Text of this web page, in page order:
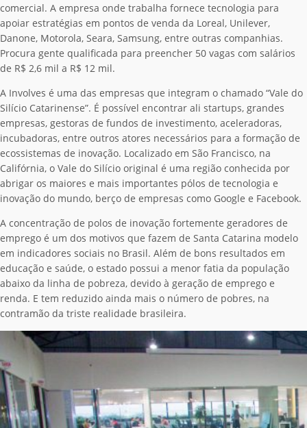
comercial. A empresa onde trabalha fornece tecnologia para
apoiar estratégias em pontos de venda da Loreal, Unilever,
Danone, Motorola, Seara, Samsung, entre outras companhias.
Procura gente qualificada para preencher 50 vagas com salários
de R$ 2,6 mil a R$ 12 mil.
A Involves é uma das empresas que integram o chamado “Vale do
Silício Catarinense”. É possível encontrar ali startups, grandes
empresas, gestoras de fundos de investimento, aceleradoras,
incubadoras, entre outros atores necessários para a formação de
ecossistemas de inovação. Localizado em São Francisco, na
Califórnia, o Vale do Silício original é uma região conhecida por
abrigar os maiores e mais importantes pólos de tecnologia e
inovação do mundo, berço de empresas como Google e Facebook.
A concentração de polos de inovação fortemente geradores de
emprego é um dos motivos que fazem de Santa Catarina modelo
em indicadores sociais no Brasil. Além de bons resultados em
educação e saúde, o estado possui a menor fatia da população
abaixo da linha de pobreza, devido à geração de emprego e
renda. E tem reduzido ainda mais o número de pobres, na
contramão da triste realidade brasileira.